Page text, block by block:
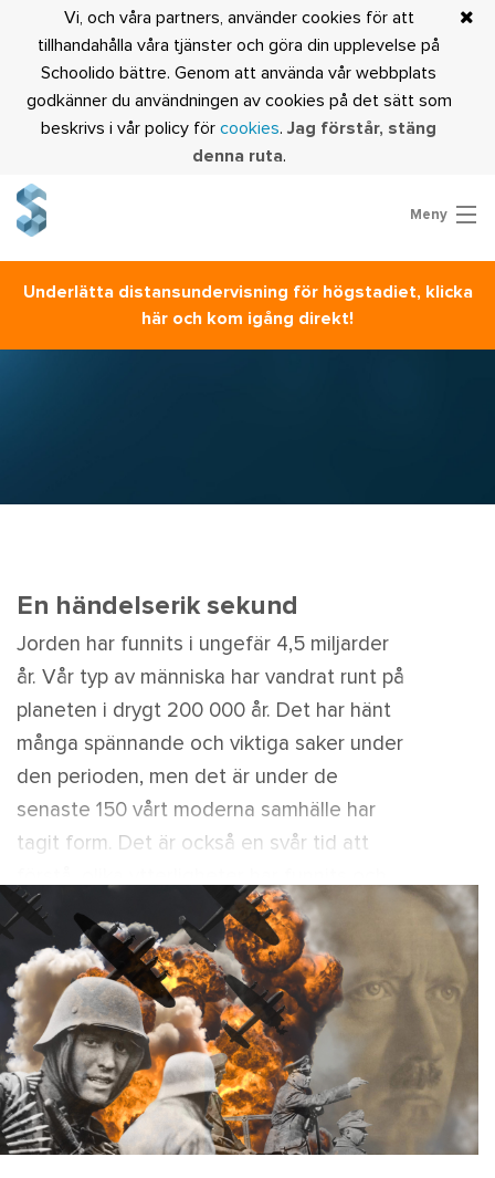
Vi, och våra partners, använder cookies för att
tillhandahålla våra tjänster och göra din upplevelse på
Schoolido bättre. Genom att använda vår webbplats
godkänner du användningen av cookies på det sätt som
beskrivs i vår policy för cookies. Jag förstår, stäng
denna ruta.
Meny
Är du lärare?
Underlätta distansundervisning för högstadiet, klicka
här och kom igång direkt!
En händelserik sekund
Jorden har funnits i ungefär 4,5 miljarder
år. Vår typ av människa har vandrat runt på
planeten i drygt 200 000 år. Det har hänt
många spännande och viktiga saker under
den perioden, men det är under de
senaste 150 vårt moderna samhälle har
tagit form. Det är också en svår tid att
samtidigt: krig och fred, demokrati och
diktatur, gammalt och nytt, jämlikhet och
förtryck.